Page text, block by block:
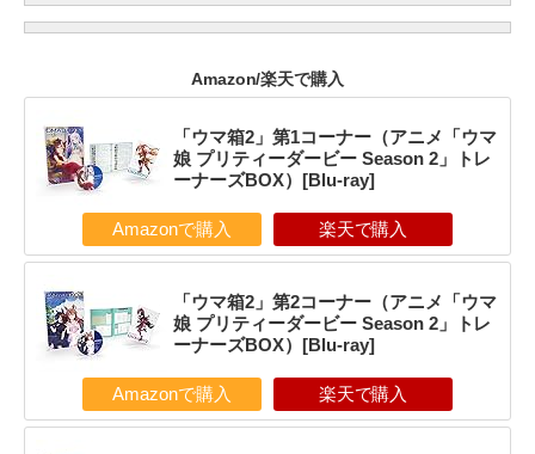
Amazon/楽天で購入
「ウマ箱2」第1コーナー（アニメ「ウマ
娘 プリティーダービー Season 2」トレ
ーナーズBOX）[Blu-ray]
Amazonで購入 楽天で購入
「ウマ箱2」第2コーナー（アニメ「ウマ
娘 プリティーダービー Season 2」トレ
ーナーズBOX）[Blu-ray]
Amazonで購入 楽天で購入